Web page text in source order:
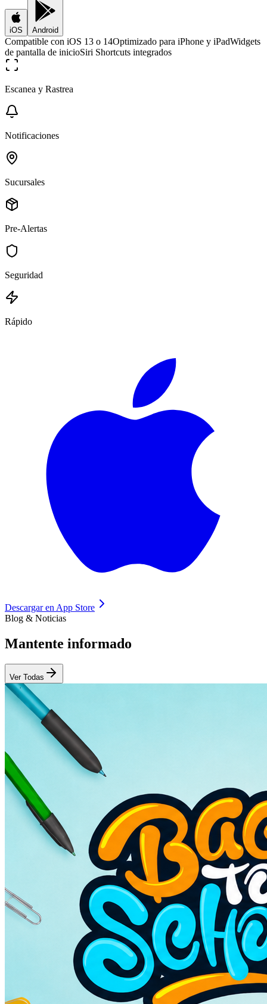
iOS Android
Compatible con iOS 13 o 14Optimizado para iPhone y iPadWidgets
de pantalla de inicioSiri Shortcuts integrados
Escanea y Rastrea
Notificaciones
Sucursales
Pre-Alertas
Seguridad
Rápido
Descargar en App Store
Blog & Noticias
Mantente informado
Ver Todas